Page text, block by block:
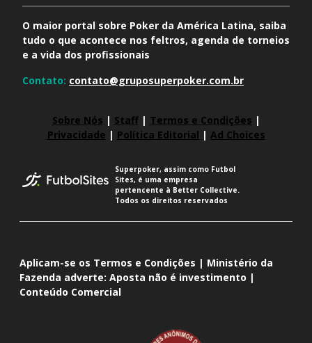
O maior portal sobre Poker da América Latina, saiba
tudo o que acontece nos feltros, agenda de torneios
e a vida dos profissionais
Contato: contato@gruposuperpoker.com.br
Sobre Nós | Staff| Termos e Condições |
Privacidade | Política Editorial | Ad Choices
Superpoker, assim como Futbol
Sites, é uma empresa
pertencente à Better Collective.
Todos os direitos reservados
Aplicam-se os Termos e Condições | Ministério da
Fazenda adverte: Aposta não é investimento |
Conteúdo Comercial